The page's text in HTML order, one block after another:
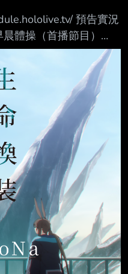
好超滿，然後現在就
好捏。 你還要安置，
都要花你各位的稅金。
公開的 2025–2026 難
英國難民安置經費：
預告實況
體操（首播節目）
watch?v=E_2Z0-
watch?
嶺ルイ 沙漠大冒險
watch?
& Mococo 佩洛生